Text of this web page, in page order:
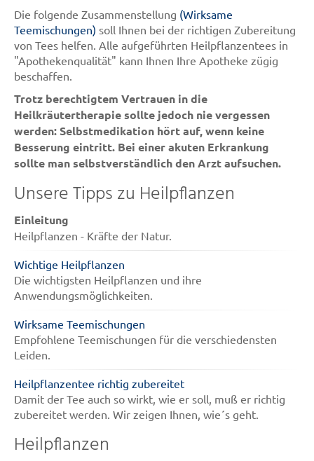
Die folgende Zusammenstellung (Wirksame
Teemischungen) soll Ihnen bei der richtigen Zubereitung
von Tees helfen. Alle aufgeführten Heilpflanzentees in
"Apothekenqualität" kann Ihnen Ihre Apotheke zügig
beschaffen.
Trotz berechtigtem Vertrauen in die
Heilkräutertherapie sollte jedoch nie vergessen
werden: Selbstmedikation hört auf, wenn keine
Besserung eintritt. Bei einer akuten Erkrankung
sollte man selbstverständlich den Arzt aufsuchen.
Unsere Tipps zu Heilpflanzen
Einleitung
Heilpflanzen - Kräfte der Natur.
Wichtige Heilpflanzen
Die wichtigsten Heilpflanzen und ihre
Anwendungsmöglichkeiten.
Wirksame Teemischungen
Empfohlene Teemischungen für die verschiedensten
Leiden.
Heilpflanzentee richtig zubereitet
Damit der Tee auch so wirkt, wie er soll, muß er richtig
zubereitet werden. Wir zeigen Ihnen, wie´s geht.
Heilpflanzen